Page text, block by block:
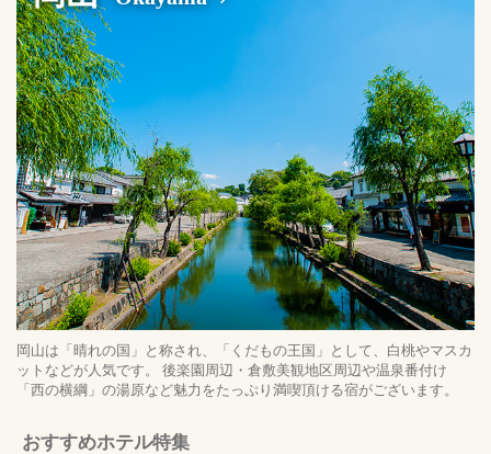
岡山は「晴れの国」と称され、「くだもの王国」として、白桃やマスカ
ットなどが人気です。 後楽園周辺・倉敷美観地区周辺や温泉番付け
「西の横綱」の湯原など魅力をたっぷり満喫頂ける宿がございます。
おすすめホテル特集